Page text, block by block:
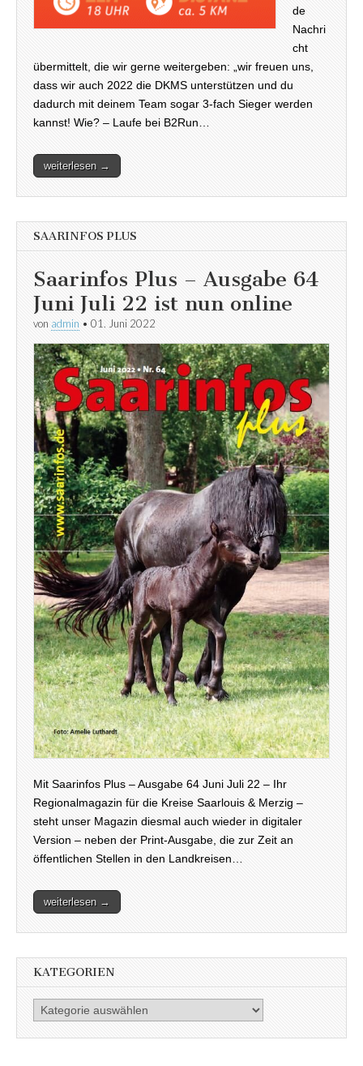
de
Nachri
cht
übermittelt, die wir gerne weitergeben: „wir freuen uns,
dass wir auch 2022 die DKMS unterstützen und du
dadurch mit deinem Team sogar 3-fach Sieger werden
kannst! Wie? – Laufe bei B2Run…
weiterlesen →
SAARINFOS PLUS
Saarinfos Plus – Ausgabe 64
Juni Juli 22 ist nun online
von admin • 01. Juni 2022
Mit Saarinfos Plus – Ausgabe 64 Juni Juli 22 – Ihr
Regionalmagazin für die Kreise Saarlouis & Merzig –
steht unser Magazin diesmal auch wieder in digitaler
Version – neben der Print-Ausgabe, die zur Zeit an
öffentlichen Stellen in den Landkreisen…
weiterlesen →
KATEGORIEN
Kategorien